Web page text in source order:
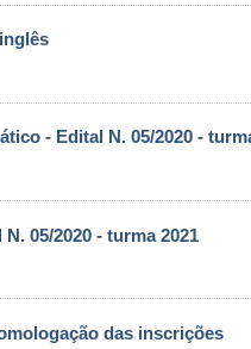
- Edital N. 05/2020 -
05/2020 - turma 2021
das inscrições